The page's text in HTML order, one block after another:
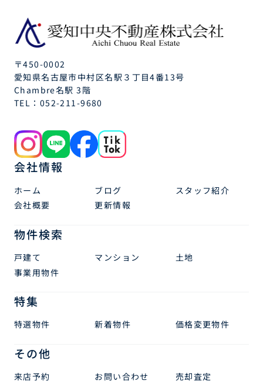
〒450-0002
愛知県名古屋市中村区名駅３丁目4番13号
Chambre名駅 3階
TEL： 052-211-9680
会社情報
ホーム ブログ
スタッフ紹介
会社概要
更新情報
物件検索
戸建て マンション
土地
事業用物件
特集
特選物件 新着物件 価格変更物件
その他
来店予約 お問い合わせ 売却査定